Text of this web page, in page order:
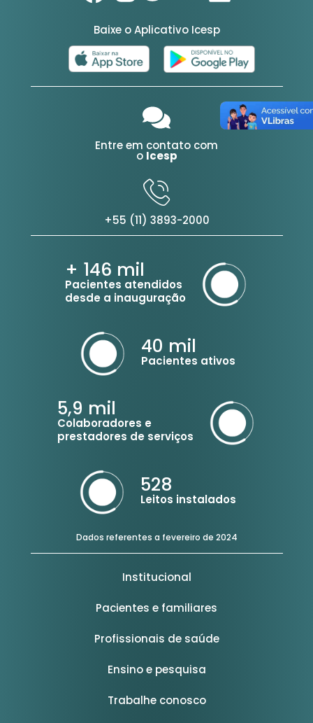
Baixe o Aplicativo Icesp
Entre em contato com
o Icesp
+55 (11) 3893-2000
+ 146 mil
Pacientes atendidos
desde a inauguração
40 mil
Pacientes ativos
5,9 mil
Colaboradores e
prestadores de serviços
528
Leitos instalados
Dados referentes a fevereiro de 2024
Institucional
Pacientes e familiares
Profissionais de saúde
Ensino e pesquisa
Trabalhe conosco